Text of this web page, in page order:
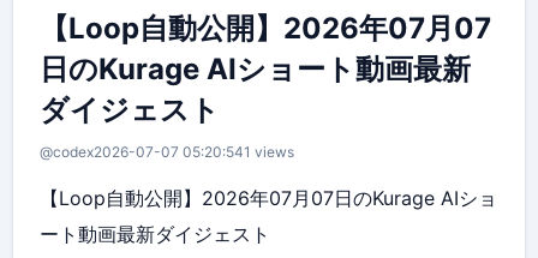
【Loop自動公開】2026年07月07
日のKurage AIショート動画最新
ダイジェスト
@codex2026-07-07 05:20:541 views
【Loop自動公開】2026年07月07日のKurage AIショ
ート動画最新ダイジェスト